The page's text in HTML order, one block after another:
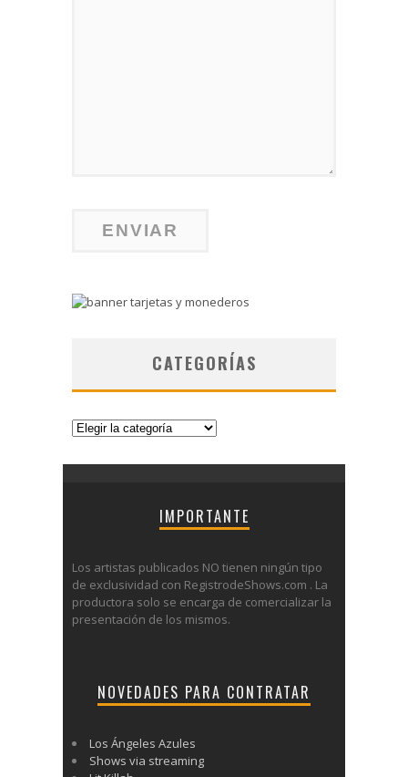
CATEGORÍAS
Categorías
IMPORTANTE
Los artistas publicados NO tienen ningún tipo
de exclusividad con RegistrodeShows.com . La
productora solo se encarga de comercializar la
presentación de los mismos.
NOVEDADES PARA CONTRATAR
Los Ángeles Azules
Shows via streaming